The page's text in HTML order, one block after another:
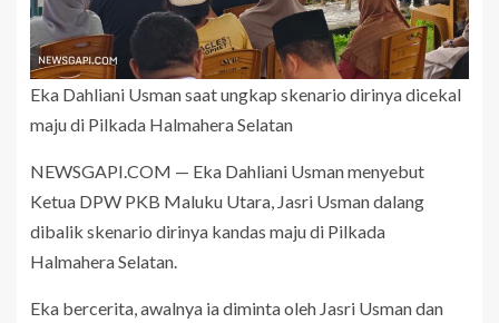
Eka Dahliani Usman saat ungkap skenario dirinya dicekal
maju di Pilkada Halmahera Selatan
NEWSGAPI.COM — Eka Dahliani Usman menyebut
Ketua DPW PKB Maluku Utara, Jasri Usman dalang
dibalik skenario dirinya kandas maju di Pilkada
Halmahera Selatan.
Eka bercerita, awalnya ia diminta oleh Jasri Usman dan